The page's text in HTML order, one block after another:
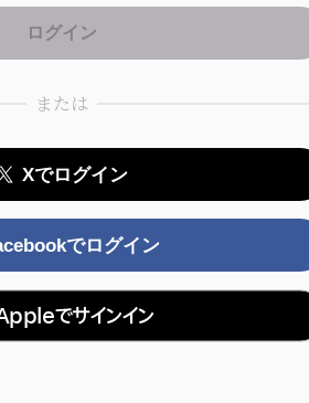
または
Xでログイン
でログイン
でサインイン